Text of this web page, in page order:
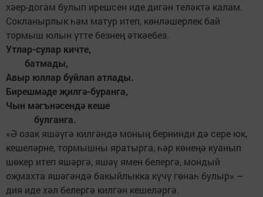
хәер-догам булып ирешсен иде дигән теләктә калам.
Сокланырлык һәм матур итеп, көнләшерлек бай
тормыш юлын үтте безнең әткәебез.
Утлар-сулар кичте,
батмады,
Авыр юллар буйлап атлады.
Бирешмәде җилгә-буранга,
Чын мәгънәсендә кеше
булганга.
«Ә озак яшәүгә килгәндә моның бернинди дә сере юк,
кешеләрне, тормышны яратырга, һәр көнеңә куа­нып
шөкер итеп яшәргә, яшәү ямен белергә, мондый
оҗмахта яшәгәндә бакыйлыкка күчү гөнаһ булыр» –
дия иде хәл белергә килгән кешеләргә.